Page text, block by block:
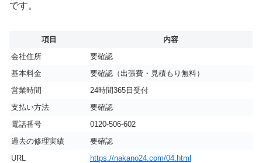
です。
項目
内容
会社住所
要確認
基本料金
要確認（出張費・見積もり無料）
営業時間
24時間365日受付
支払い方法
要確認
電話番号
0120-506-602
過去の修理実績
要確認
URL
https://nakano24.com/04.html